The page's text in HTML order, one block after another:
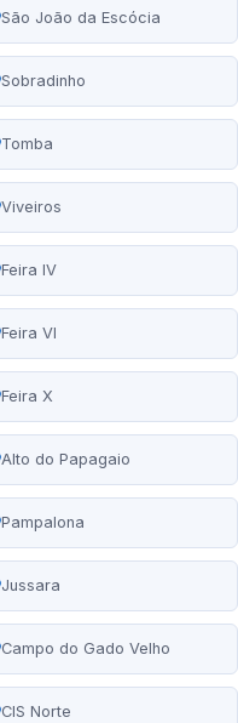
São João da Escócia
Sobradinho
Tomba
Viveiros
Feira IV
Feira VI
Feira X
Alto do Papagaio
Pampalona
Jussara
Campo do Gado Velho
CIS Norte